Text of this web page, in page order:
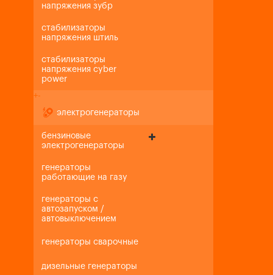
напряжения зубр
стабилизаторы
напряжения штиль
стабилизаторы
напряжения cyber
power
+-
электрогенераторы
бензиновые
электрогенераторы
генераторы
работающие на газу
генераторы с
автозапуском /
автовыключением
генераторы сварочные
дизельные генераторы